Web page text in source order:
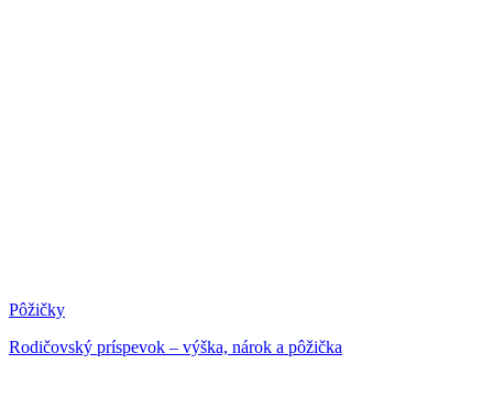
Pôžičky
Rodičovský príspevok – výška, nárok a pôžička